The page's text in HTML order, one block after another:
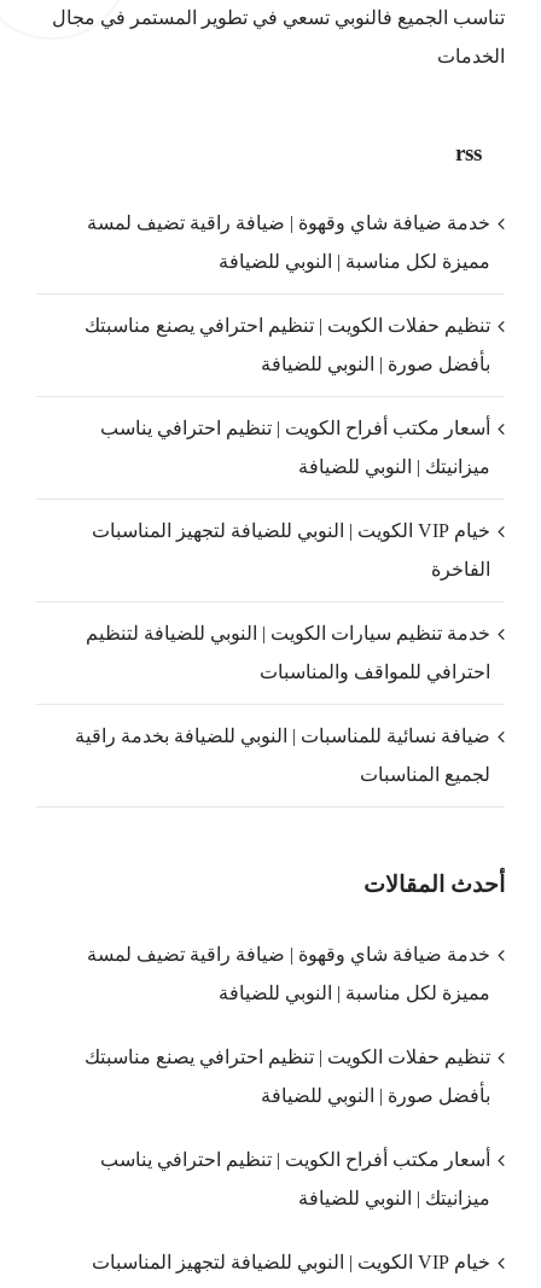
تناسب الجميع فالنوبي تسعي في تطوير المستمر في مجال
الخدمات
rss
خدمة ضيافة شاي وقهوة | ضيافة راقية تضيف لمسة
مميزة لكل مناسبة | النوبي للضيافة
تنظيم حفلات الكويت | تنظيم احترافي يصنع مناسبتك
بأفضل صورة | النوبي للضيافة
أسعار مكتب أفراح الكويت | تنظيم احترافي يناسب
ميزانيتك | النوبي للضيافة
خيام VIP الكويت | النوبي للضيافة لتجهيز المناسبات
الفاخرة
خدمة تنظيم سيارات الكويت | النوبي للضيافة لتنظيم
احترافي للمواقف والمناسبات
ضيافة نسائية للمناسبات | النوبي للضيافة بخدمة راقية
لجميع المناسبات
أحدث المقالات
خدمة ضيافة شاي وقهوة | ضيافة راقية تضيف لمسة
مميزة لكل مناسبة | النوبي للضيافة
تنظيم حفلات الكويت | تنظيم احترافي يصنع مناسبتك
بأفضل صورة | النوبي للضيافة
أسعار مكتب أفراح الكويت | تنظيم احترافي يناسب
ميزانيتك | النوبي للضيافة
خيام VIP الكويت | النوبي للضيافة لتجهيز المناسبات